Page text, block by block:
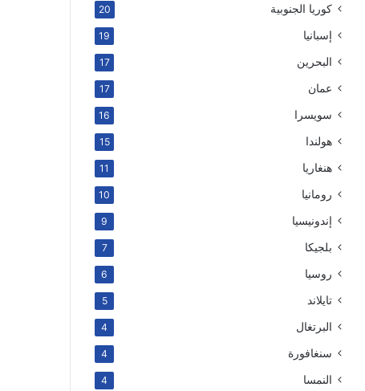
كوريا الجنوبية 20
إسبانيا 19
البحرين 17
عمان 17
سويسرا 16
هولندا 15
هنغاريا 11
رومانيا 10
إندونيسيا 9
بلجيكا 7
روسيا 6
تايلاند 5
البرتغال 4
سنغافورة 4
النمسا 4